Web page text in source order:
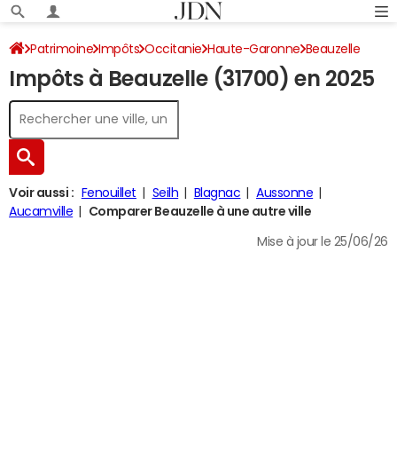
Patrimoine Impôts Occitanie Haute-Garonne Beauzelle
Impôt sur le revenu
Impôts à Beauzelle (31700) en 2025
Voir aussi : Fenouillet Seilh Blagnac
Aussonne
Aucamville
Comparer Beauzelle à une autre ville
Mise à jour le 25/06/26